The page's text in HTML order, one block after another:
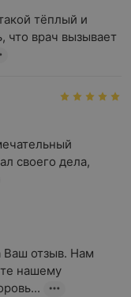
тёплый и
что врач вызывает
своего дела,
Ваш отзыв. Нам
нашему